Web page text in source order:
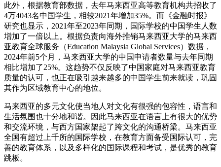
此外，根据教育部数据，去年马来西亚高等教育机构共招收了
4万4043名中国学生，相较2021年增加35%。而《金融时报》
研究也显示，2021年至2023年同期，国际学校的中国学生人数
增加了一倍以上。根据负责向海外推销马来西亚大学的马来西
亚教育全球服务（Education Malaysia Global Services）数据，
2024年前5个月，马来西亚大学的中国申请者数量与去年同期
相比增加了25%。这趋势不仅反映了中国家庭对马来西亚教育
质量的认可，也正在吸引越来越多的中国学生前来就读，巩固
其作为区域教育中心的地位。
马来西亚的多元文化使当地人对文化有很强的包容性，语言和
生活氛围也十分地和谐。因此马来西亚在语言上有很大的优势
和交流环境，与西方国家架起了跨文化的沟通桥梁。马来西亚
全国有超过上千所的国际学校，在教育方面备受国际认可，完
善的教育体系，以及多样化的国际课程和考试，是优秀的教育
跳板。